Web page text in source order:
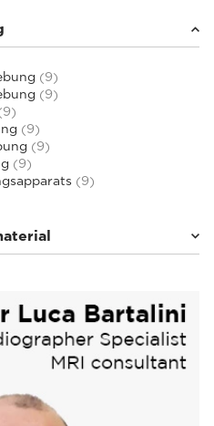
(9)
(9)
(9)
(9)
(9)
(9)